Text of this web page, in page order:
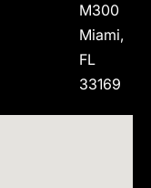
M300
Miami,
FL
33169